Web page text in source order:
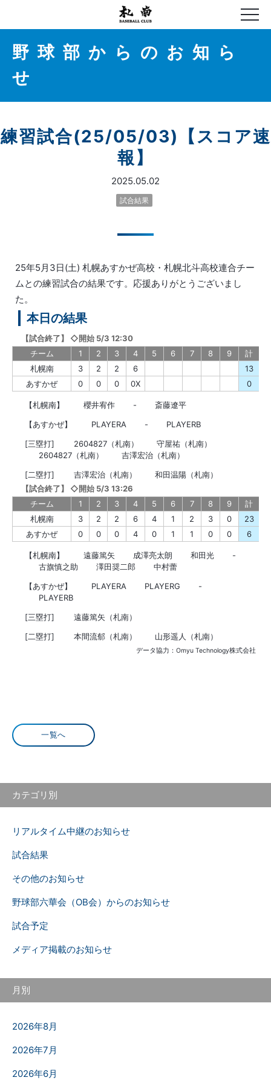
野球部からのお知ら
せ
練習試合(25/05/03)【スコア速
報】
2025.05.02
試合結果
25年5月3日(土) 札幌あすかぜ高校・札幌北斗高校連合チー
ムとの練習試合の結果です。応援ありがとうございまし
た。
本日の結果
【試合終了】
◇開始 5/3 12:30
チーム
1 2 3 4 5 6 7 8 9
計
札幌南
3 2 2 6
13
あすかぜ
0 0 0 0X 0
【札幌南】 櫻井宥作 -
斎藤遼平
【あすかぜ】
PLAYERA -
PLAYERB
[三塁打]
2604827（札南）
守屋祐（札南）
2604827（札南）
吉澤宏治（札南）
[二塁打]
吉澤宏治（札南）
和田温陽（札南）
【試合終了】
◇開始 5/3 13:26
チーム
1 2 3 4 5 6 7 8 9
計
札幌南
3 2 2 6 4 1 2 3 0
23
あすかぜ
0 0 0 4 0 1 1 0 0 6
【札幌南】 遠藤篤矢 成澤亮太朗 和田光
-
古旗慎之助
澤田奨二郎
中村蕾
【あすかぜ】
PLAYERA PLAYERG
-
PLAYERB
[三塁打]
遠藤篤矢（札南）
[二塁打]
本間流郁（札南） 山形遥人（札南）
データ協力：Omyu Technology株式会社
一覧へ
カテゴリ別
リアルタイム中継のお知らせ
試合結果
その他のお知らせ
野球部六華会（OB会）からのお知らせ
試合予定
メディア掲載のお知らせ
月別
2026年8月
2026年7月
2026年6月